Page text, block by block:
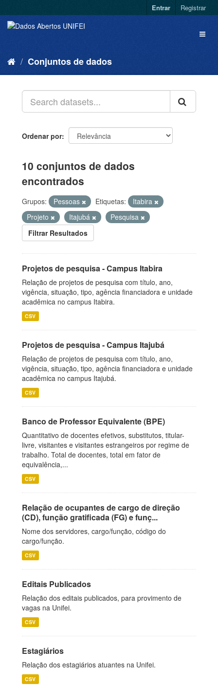
Entrar Registrar
Conjuntos de dados
Ordenar por
10 conjuntos de dados
encontrados
Grupos: Pessoas Etiquetas:
Itabira
Projeto
Itajubá
Pesquisa
Filtrar Resultados
Projetos de pesquisa - Campus Itabira
Relação de projetos de pesquisa com título, ano,
vigência, situação, tipo, agência financiadora e unidade
acadêmica no campus Itabira.
CSV
Projetos de pesquisa - Campus Itajubá
Relação de projetos de pesquisa com título, ano,
vigência, situação, tipo, agência financiadora e unidade
acadêmica no campus Itajubá.
CSV
Banco de Professor Equivalente (BPE)
Quantitativo de docentes efetivos, substitutos, titular-
livre, visitantes e visitantes estrangeiros por regime de
trabalho. Total de docentes, total em fator de
equivalência,...
CSV
Relação de ocupantes de cargo de direção
(CD), função gratificada (FG) e funç...
Nome dos servidores, cargo/função, código do
cargo/função.
CSV
Editais Publicados
Relação dos editais publicados, para provimento de
vagas na Unifei.
CSV
Estagiários
Relação dos estagiários atuantes na Unifei.
CSV